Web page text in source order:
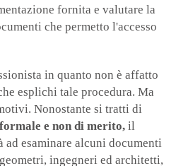
fornita e valutare la
che permetto l'accesso
in quanto non è affatto
esplichi tale procedura. Ma
Nonostante si tratti di
formale e non di merito, il
ad esaminare alcuni documenti
ingegneri ed architetti,